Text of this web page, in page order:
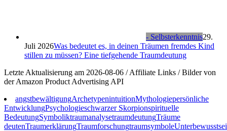
- Selbsterkenntnis29.
Juli 2026Was bedeutet es, in deinen Träumen fremdes Kind
stillen zu müssen? Eine tiefgehende Traumdeutung
Letzte Aktualisierung am 2026-08-06 / Affiliate Links / Bilder von
der Amazon Product Advertising API
angstbewältigungArchetypenintuitionMythologiepersönliche
EntwicklungPsychologieschwarzer Skorpionspirituelle
BedeutungSymboliktraumanalysetraumdeutungTräume
deutenTraumerklärungTraumforschungtraumsymbole